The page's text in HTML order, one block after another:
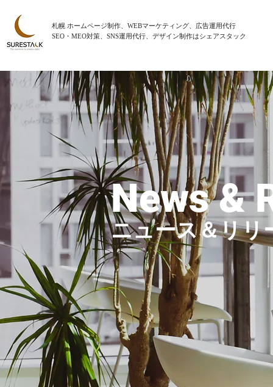
札幌 ホームページ制作、WEBマーケティング、広告運用代行
SEO・MEO対策、SNS運用代行、デザイン制作はシェアスタック
ニュース＆リリ
News &